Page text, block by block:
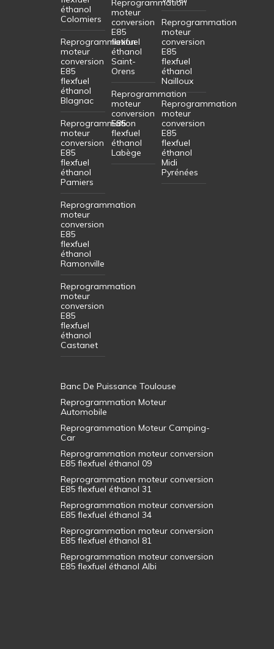
éthanol
Colomiers
Reprogrammation
moteur
conversion
E85
flexfuel
éthanol
Blagnac
Reprogrammation
moteur
conversion
E85
flexfuel
éthanol
Pamiers
Reprogrammation
moteur
conversion
E85
flexfuel
éthanol
Ramonville
Reprogrammation
moteur
conversion
E85
flexfuel
éthanol
Castanet
Reprogrammation
moteur
conversion
E85
flexfuel
éthanol
Saint-
Orens
Reprogrammation
moteur
conversion
E85
flexfuel
éthanol
Labège
Reprogrammation
moteur
conversion
E85
flexfuel
éthanol
Nailloux
Reprogrammation
moteur
conversion
E85
flexfuel
éthanol
Midi
Pyrénées
Banc De Puissance Toulouse
Reprogrammation Moteur
Automobile
Reprogrammation Moteur Camping-
Car
Reprogrammation moteur conversion
E85 flexfuel éthanol 09
Reprogrammation moteur conversion
E85 flexfuel éthanol 31
Reprogrammation moteur conversion
E85 flexfuel éthanol 34
Reprogrammation moteur conversion
E85 flexfuel éthanol 81
Reprogrammation moteur conversion
E85 flexfuel éthanol Albi